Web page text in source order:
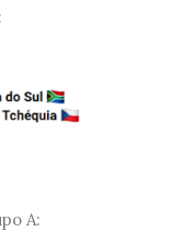
A: